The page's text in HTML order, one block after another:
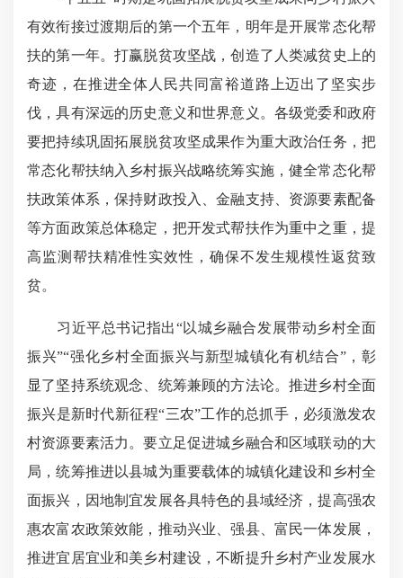
有效衔接过渡期后的第一个五年，明年是开展常态化帮
扶的第一年。打赢脱贫攻坚战，创造了人类减贫史上的
奇迹，在推进全体人民共同富裕道路上迈出了坚实步
伐，具有深远的历史意义和世界意义。各级党委和政府
要把持续巩固拓展脱贫攻坚成果作为重大政治任务，把
常态化帮扶纳入乡村振兴战略统筹实施，健全常态化帮
扶政策体系，保持财政投入、金融支持、资源要素配备
等方面政策总体稳定，把开发式帮扶作为重中之重，提
高监测帮扶精准性实效性，确保不发生规模性返贫致
贫。
习近平总书记指出“以城乡融合发展带动乡村全面
振兴”“强化乡村全面振兴与新型城镇化有机结合”，彰
显了坚持系统观念、统筹兼顾的方法论。推进乡村全面
振兴是新时代新征程“三农”工作的总抓手，必须激发农
村资源要素活力。要立足促进城乡融合和区域联动的大
局，统筹推进以县城为重要载体的城镇化建设和乡村全
面振兴，因地制宜发展各具特色的县域经济，提高强农
惠农富农政策效能，推动兴业、强县、富民一体发展，
推进宜居宜业和美乡村建设，不断提升乡村产业发展水